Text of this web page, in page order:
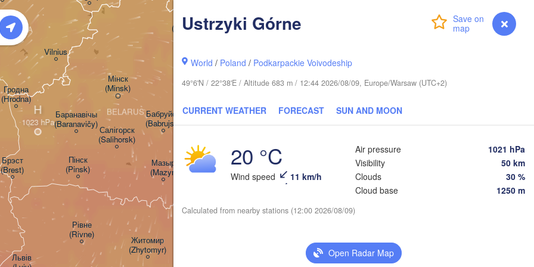
myVentusky Forecast
Ustrzyki Górne
World / Poland / Podkarpackie Voivodeship
49°6'N / 22°38'E / Altitude 683 m / 12:44 2026/08/09, Europe/Warsaw (UTC+2)
CURRENT WEATHER FORECAST SUN AND MOON
20 °C
Wind speed 11 km/h
Air pressure
1021 hPa
Visibility
50 km
Clouds
30 %
Cloud base
1250 m
Calculated from nearby stations (12:00 2026/08/09)
Open Radar Map
Мінск
(Minsk)
Львів
Гомель
(Homieĺ)
Vilnius
Бабруйск
(Babrujsk)
Баранавічы
(Baranavičy)
Житомир
(Zhytomyr)
Рівне
(Rivne)
Пінск
(Pinsk)
Мазыр
(Mazyr)
Салігорск
(Salihorsk)
Гродна
(Hrodna)
Віцебск
(Viciebsk)
Магілёў
(Mahilioŭ)
Брэст
(Brest)
BELARUS
Харків
(Kharkiv)
Старый Оскол
Суми
Курск
(Kursk)
Брянск
H